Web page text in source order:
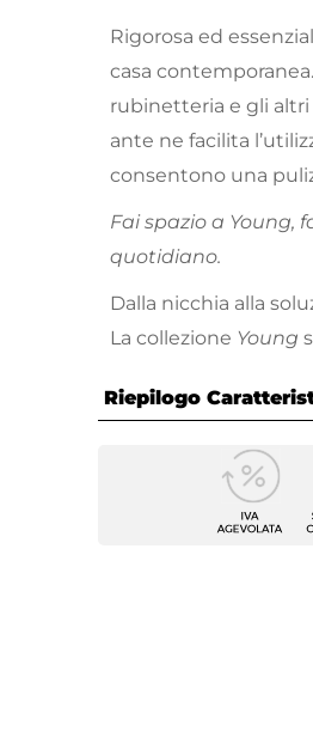
Rigorosa ed
casa
rubinetteria e gli altri
ante ne facilita
consentono una
Fai spazio a Young,
quotidiano.
Dalla nicchia alla
La collezione Young
Riepilogo
Caratteristiche